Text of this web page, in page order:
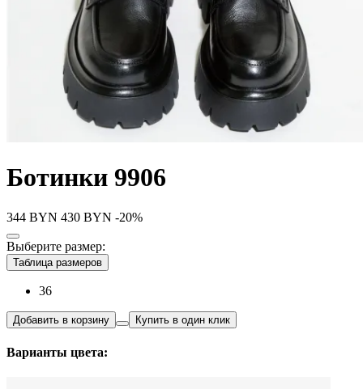
Ботинки 9906
344 BYN 430 BYN -20%
Выберите размер:
Таблица размеров
36
Добавить в корзину Купить в один клик
Варианты цвета: